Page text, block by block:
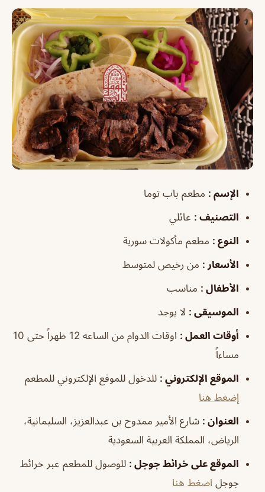
الإسم : مطعم باب توما
التصنيف : عائلي
النوع : مطعم مأكولات سورية
الأسعار : من رخيص لمتوسط
الأطفال : مناسب
الموسيقى : لا يوجد
أوقات العمل :
اوقات الدوام من الساعه 12 ظهراً حتى 10
مساءاً
الموقع الإلكتروني : للدخول للموقع الإلكتروني للمطعم
إضغط هنا
العنوان : شارع الأمير ممدوح بن عبدالعزيز، السليمانية،
الرياض، المملكة العربية السعودية
الموقع على خرائط جوجل : للوصول للمطعم عبر خرائط
جوجل اضغط هنا